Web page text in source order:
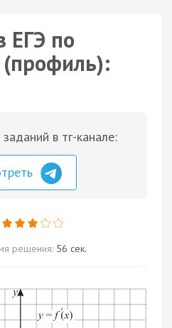
ЕГЭ по
в тг-канале:
решения: 56 сек.